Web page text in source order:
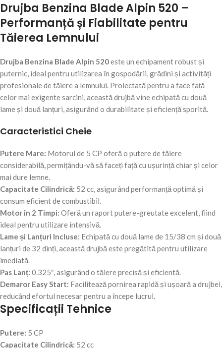
Drujba Benzina Blade Alpin 520 –
Performanță și Fiabilitate pentru
Tăierea Lemnului
Drujba Benzina Blade Alpin 520este un echipament robust și
puternic, ideal pentru utilizarea în gospodării, grădini și activități
profesionale de tăiere a lemnului. Proiectată pentru a face față
celor mai exigente sarcini, această drujbă vine echipată cu două
lame și două lanțuri, asigurând o durabilitate și eficiență sporită.
Caracteristici Cheie
Putere Mare: Motorul de 5 CP oferă o putere de tăiere
considerabilă, permițându-vă să faceți față cu ușurință chiar și celor
mai dure lemne.
Capacitate Cilindrică: 52 cc, asigurând performanță optimă și
consum eficient de combustibil.
Motor în 2 Timpi: Oferă un raport putere-greutate excelent, fiind
ideal pentru utilizare intensivă.
Lame și Lanțuri Incluse: Echipată cu două lame de 15/38 cm și două
lanțuri de 32 dinți, această drujbă este pregătită pentru utilizare
imediată.
Pas Lanț: 0.325″, asigurând o tăiere precisă și eficientă.
Demaror Easy Start: Facilitează pornirea rapidă și ușoară a drujbei,
reducând efortul necesar pentru a începe lucrul.
Specificații Tehnice
Putere: 5 CP
Capacitate Cilindrică: 52 cc